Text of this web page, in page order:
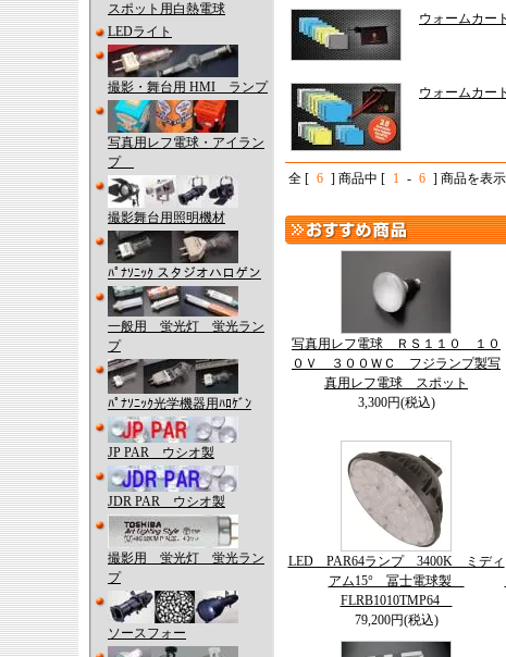
スポット用白熱電球
LEDライト
撮影・舞台用 HMI ランプ
写真用レフ電球・アイラン
プ
撮影舞台用照明機材
ﾊﾟﾅｿﾆｯｸ スタジオハロゲン
一般用 蛍光灯 蛍光ラン
プ
ﾊﾟﾅｿﾆｯｸ光学機器用ﾊﾛｹﾞﾝ
JP PAR ウシオ製
JDR PAR ウシオ製
撮影用 蛍光灯 蛍光ラン
プ
ソースフォー
ウォームカー
ウォームカー
全 [ 6 ] 商品中 [ 1 - 6 ] 商品を表示
写真用レフ電球 ＲＳ１１０ １０
０Ｖ ３００ＷＣ フジランプ製写
真用レフ電球 スポット
3,300円(税込)
LED PAR64ランプ 3400K ミディ
アム15° 冨士電球製
FLRB1010TMP64
79,200円(税込)